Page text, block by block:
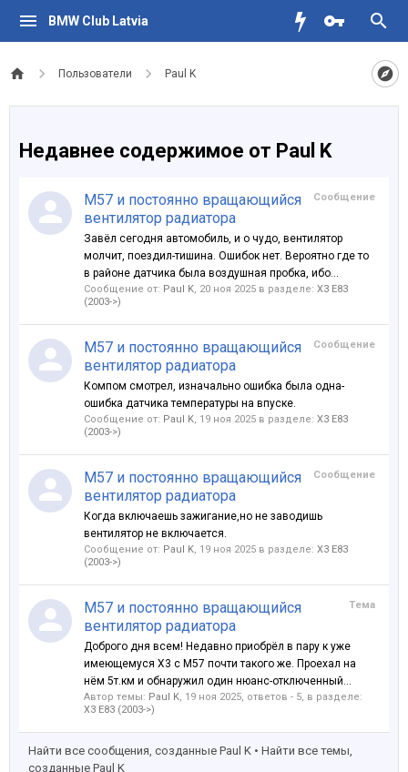
BMW Club Latvia
Пользователи Paul K
Недавнее содержимое от Paul K
Сообщение
M57 и постоянно вращающийся
вентилятор радиатора
Завёл сегодня автомобиль, и о чудо, вентилятор
молчит, поездил-тишина. Ошибок нет. Вероятно где то
в районе датчика была воздушная пробка, ибо...
Сообщение от: Paul K, 20 ноя 2025 в разделе: X3 E83
(2003->)
Сообщение
M57 и постоянно вращающийся
вентилятор радиатора
Компом смотрел, изначально ошибка была одна-
ошибка датчика температуры на впуске.
Сообщение от: Paul K, 19 ноя 2025 в разделе: X3 E83
(2003->)
Сообщение
M57 и постоянно вращающийся
вентилятор радиатора
Когда включаешь зажигание,но не заводишь
вентилятор не включается.
Сообщение от: Paul K, 19 ноя 2025 в разделе: X3 E83
(2003->)
Тема
M57 и постоянно вращающийся
вентилятор радиатора
Доброго дня всем! Недавно приобрёл в пару к уже
имеющемуся Х3 с М57 почти такого же. Проехал на
нём 5т.км и обнаружил один нюанс-отключенный...
Автор темы: Paul K, 19 ноя 2025, ответов - 5, в разделе:
X3 E83 (2003->)
Найти все сообщения, созданные Paul K
Найти все темы,
созданные Paul K